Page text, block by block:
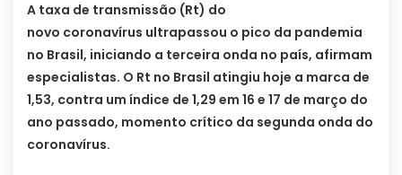
A taxa de transmissão (Rt) do
novo coronavírus ultrapassou o pico da pandemia
no Brasil, iniciando a terceira onda no país, afirmam
especialistas. O Rt no Brasil atingiu hoje a marca de
1,53, contra um índice de 1,29 em 16 e 17 de março do
ano passado, momento crítico da segunda onda do
coronavírus.